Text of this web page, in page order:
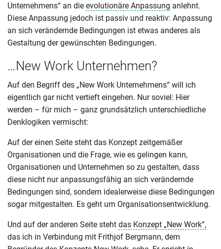
Unternehmens“ an die evolutionäre Anpassung anlehnt.
Diese Anpassung jedoch ist passiv und reaktiv: Anpassung
an sich verändernde Bedingungen ist etwas anderes als
Gestaltung der gewünschten Bedingungen.
…New Work Unternehmen?
Auf den Begriff des „New Work Unternehmens“ will ich
eigentlich gar nicht vertieft eingehen. Nur soviel: Hier
werden – für mich – ganz grundsätzlich unterschiedliche
Denklogiken vermischt:
Auf der einen Seite steht das Konzept zeitgemäßer
Organisationen und die Frage, wie es gelingen kann,
Organisationen und Unternehmen so zu gestalten, dass
diese nicht nur anpassungsfähig an sich verändernde
Bedingungen sind, sondern idealerweise diese Bedingungen
sogar mitgestalten. Es geht um Organisationsentwicklung.
Und auf der anderen Seite steht das Konzept „New Work“,
das ich in Verbindung mit Frithjof Bergmann, dem